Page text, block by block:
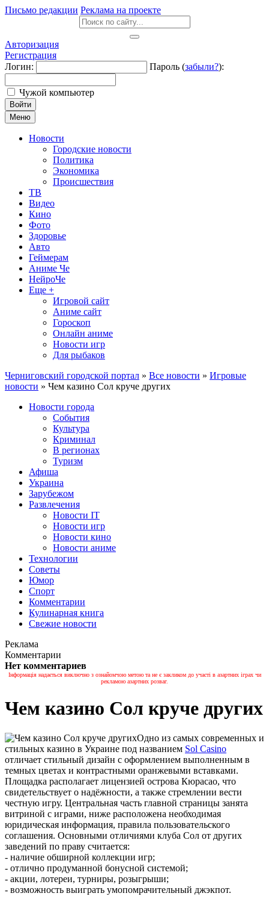
Письмо редакции Реклама на проекте
Авторизация
Регистрация
Логин:
Пароль (забыли?):
Чужой компьютер
Войти
Меню
Новости
Городские новости
Политика
Экономика
Происшествия
ТВ
Видео
Кино
Фото
Здоровье
Авто
Геймерам
Аниме Че
НейроЧе
Еще +
Игровой сайт
Аниме сайт
Гороскоп
Онлайн аниме
Новости игр
Для рыбаков
Черниговский городской портал » Все новости » Игровые
новости » Чем казино Сол круче других
Новости города
События
Культура
Криминал
В регионах
Туризм
Афиша
Украина
Зарубежом
Развлечения
Новости IT
Новости игр
Новости кино
Новости аниме
Технологии
Советы
Юмор
Спорт
Комментарии
Кулинарная книга
Свежие новости
Реклама
Комментарии
Нет комментариев
Інформація надається виключно з ознайомчою метою та не є закликом до участі в азартних іграх чи
рекламою азартних розваг.
Чем казино Сол круче других
Одно из самых современных и
стильных казино в Украине под названием Sol Casino
отличает стильный дизайн с оформлением выполненным в
темных цветах и контрастными оранжевыми вставками.
Площадка располагает лицензией острова Кюрасао, что
свидетельствует о надёжности, а также стремлении вести
честную игру. Центральная часть главной страницы занята
витриной с играми, ниже расположена необходимая
юридическая информация, правила пользовательского
соглашения. Основными отличиями клуба Сол от других
заведений по праву считается:
- наличие обширной коллекции игр;
- отлично продуманной бонусной системой;
- акции, лотереи, турниры, розыгрыши;
- возможность выиграть умопомрачительный джэкпот.